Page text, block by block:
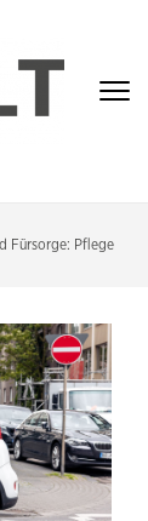
Fürsorge: Pflege